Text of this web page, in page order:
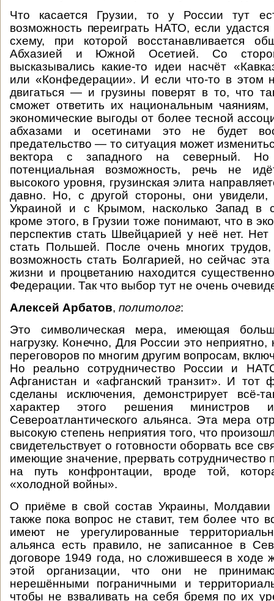
Что касается Грузии, то у России тут
возможность переиграть НАТО, если
схему, при которой восстанавливается
Абхазией и Южной Осетией. Со
высказывались какие-то идеи насчёт
или «Конфедерации». И если что-то в этом
двигаться — и грузины поверят в то, что
сможет ответить их национальным
экономические выгоды от более тесной
абхазами и осетинами это не будет
предательство — то ситуация может
вектора с западного на северный.
потенциальная возможность, речь не
высокого уровня, грузинская элита
давно. Но, с другой стороны, они увидели,
Украиной и с Крымом, насколько Запад в
кроме этого, в Грузии тоже понимают, что в
перспектив стать Швейцарией у неё нет.
стать Польшей. После очень многих
возможность стать Болгарией, но сейчас
жизни и процветанию находится
Федерации. Так что выбор тут не очень
Алексей Арбатов, политолог:
Это символическая мера, имеющая
нагрузку. Конечно, Для России это
переговоров по многим другим вопросам,
Но реально сотрудничество России и
Афганистан и «афганский транзит». И тот
сделаны исключения, демонстрирует всё-
характер этого решения министров
Североатлантического альянса. Эта мера
высокую степень неприятия того, что
свидетельствует о готовности оборвать все
имеющие значение, прервать сотрудничество
на путь конфронтации, вроде той,
«холодной войны».
О приёме в свой состав Украины,
также пока вопрос не ставит, тем более что
имеют не урегулированные
альянса есть правило, не записанное в
договоре 1949 года, но сложившееся в ходе
этой организации, что они не
нерешёнными пограничными и
чтобы не взваливать на себя бремя по их